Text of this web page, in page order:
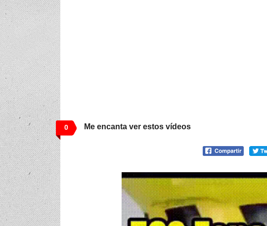
0 Me encanta ver estos vídeos